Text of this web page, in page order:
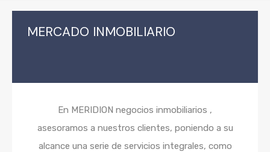
MERCADO INMOBILIARIO
En MERIDION negocios inmobiliarios ,
asesoramos a nuestros clientes, poniendo a su
alcance una serie de servicios integrales, como